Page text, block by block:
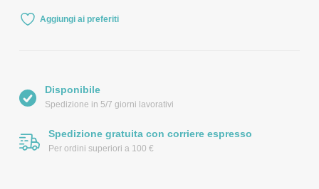
Aggiungi ai preferiti
Disponibile
Spedizione in 5/7 giorni lavorativi
Spedizione gratuita con corriere espresso
Per ordini superiori a 100 €